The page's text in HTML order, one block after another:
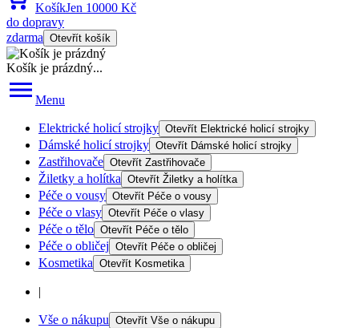
KošíkJen 10000 Kč
do dopravy
zdarma Otevřít košík
Košík je prázdný...
Menu
Elektrické holicí strojky Otevřít Elektrické holicí strojky
Dámské holicí strojky Otevřít Dámské holicí strojky
Zastřihovače Otevřít Zastřihovače
Žiletky a holítka Otevřít Žiletky a holítka
Péče o vousy Otevřít Péče o vousy
Péče o vlasy Otevřít Péče o vlasy
Péče o tělo Otevřít Péče o tělo
Péče o obličej Otevřít Péče o obličej
Kosmetika Otevřít Kosmetika
|
Vše o nákupu Otevřít Vše o nákupu